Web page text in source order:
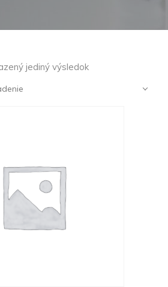
jediný výsledok